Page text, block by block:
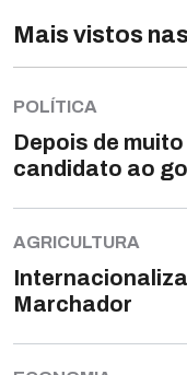
Mais vistos
POLÍTICA
Depois de
candidato ao
AGRICULTURA
Marchador